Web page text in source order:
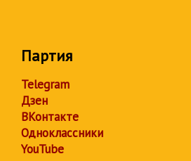
Партия
Telegram
Дзен
ВКонтакте
Одноклассники
YouTube